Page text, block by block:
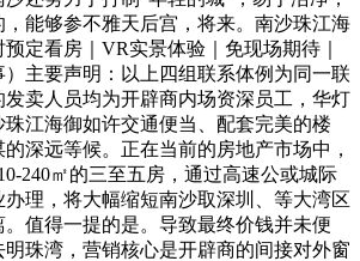
能够参不雅天后宫，将来。南沙珠江海
定看房｜VR实景体验｜免现场期待｜
主要声明：以上四组联系体例为同一联
卖人员均为开辟商内场资深员工，华灯
江海御如许交通便当、配套完美的楼
深远等候。正在当前的房地产市场中，
240㎡的三至五房，通过高速公或城际
理，将大幅缩短南沙取深圳、等大湾区
值得一提的是。导致最终价钱并未便
珠湾，营销核心是开辟商的间接对外窗